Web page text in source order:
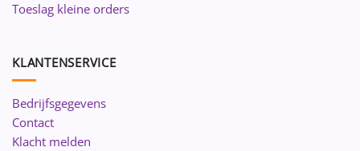
Toeslag kleine orders
KLANTENSERVICE
Bedrijfsgegevens
Contact
Klacht melden